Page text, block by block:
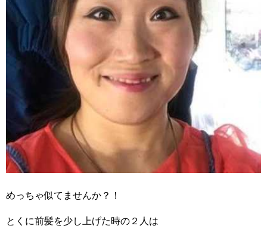
めっちゃ似てませんか？！
とくに前髪を少し上げた時の２人は